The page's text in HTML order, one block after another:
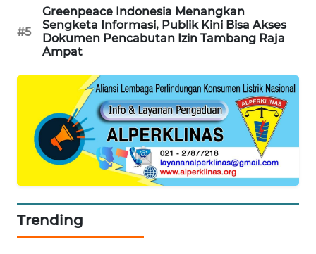
#5
Greenpeace Indonesia Menangkan
Sengketa Informasi, Publik Kini Bisa Akses
Dokumen Pencabutan Izin Tambang Raja
Ampat
Trending
FISUELRI
ID
ENERGI
CILEUNGSI
NEWS